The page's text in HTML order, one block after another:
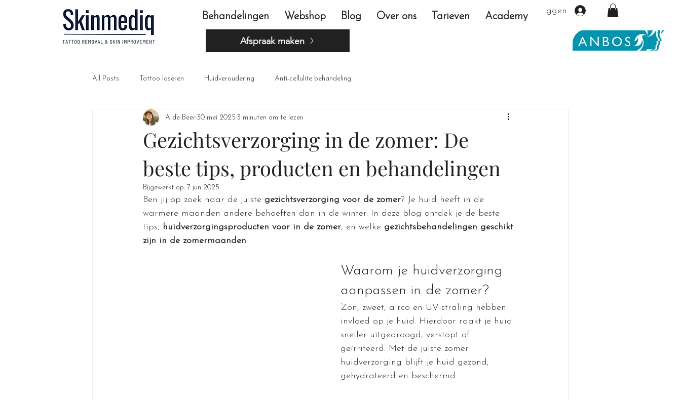
Behandelingen Webshop Blog Over ons Tarieven Academy
Afspraak maken
Inloggen
All Posts Tattoo laseren Huidveroudering Anti-cellulite behandeling
Gezichtsverzorging in de zomer: De
beste tips, producten en behandelingen
A de Beer 30 mei 2025 3 minuten om te lezen
Bijgewerkt op: 7 jun 2025
Ben jij op zoek naar de juiste gezichtsverzorging voor de zomer? Je huid heeft in de
warmere maanden andere behoeften dan in de winter. In deze blog ontdek je de beste
tips, huidverzorgingsproducten voor in de zomer, en welke gezichtsbehandelingen geschikt
zijn in de zomermaanden.
Waarom je huidverzorging
aanpassen in de zomer?
Zon, zweet, airco en UV-straling hebben
invloed op je huid. Hierdoor raakt je huid
sneller uitgedroogd, verstopt of
geïrriteerd. Met de juiste zomer
huidverzorging blijft je huid gezond,
gehydrateerd en beschermd.